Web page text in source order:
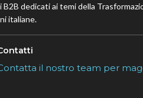
dedicati ai temi della
italiane.
il nostro team per